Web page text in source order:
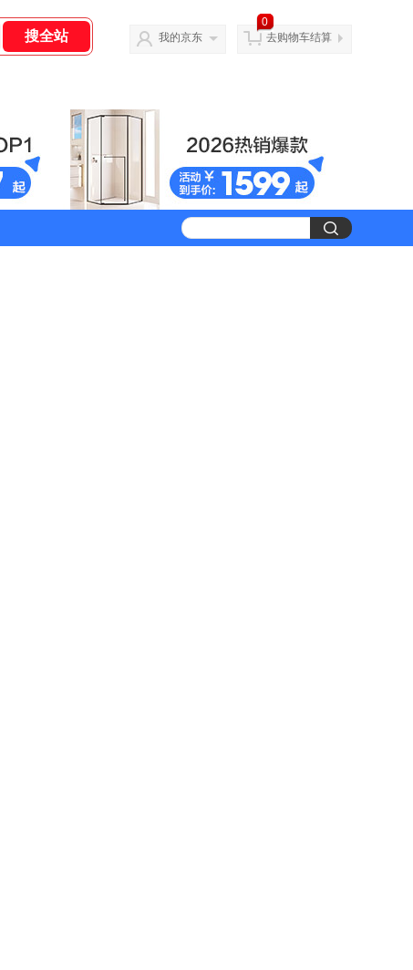
我的京东
0
去购物车结算